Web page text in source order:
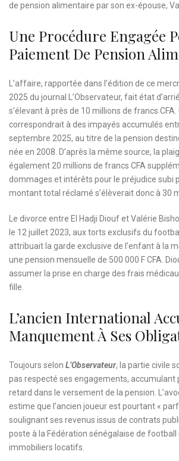
de pension alimentaire par son ex-épouse,
Une Procédure Engagée
Paiement De Pension
L’affaire, rapportée dans l’édition de ce
2025 du journal L’Observateur, fait état
s’élevant à près de 10 millions de francs
correspondrait à des impayés accumulés
septembre 2025, au titre de la pension
née en 2008. D’après la même source, la
également 20 millions de francs CFA
dommages et intérêts pour le préjudice subi
montant total réclamé s’élèverait donc à 30
Le divorce entre El Hadji Diouf et Valérie
le 12 juillet 2023, aux torts exclusifs du
attribuait la garde exclusive de l’enfant à la
une pension mensuelle de 500 000 F CFA.
assumer la prise en charge des frais
fille.
L’ancien International
Manquement À Ses
Toujours selon L’Observateur, la partie civile
pas respecté ses engagements, accumulant
retard dans le versement de la pension.
estime que l’ancien joueur est pourtant «
soulignant ses revenus issus de contrats
poste à la Fédération sénégalaise de football
immobiliers locatifs.